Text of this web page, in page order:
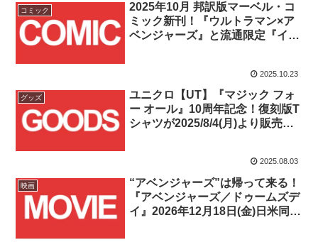
コミック
2025年10月 邦訳版マーベル・コ
ミック新刊！『ウルトラマン×ア
ベンジャーズ』と流通限定『イモ
2025.10.23
グッズ
ユニクロ【UT】『マジック フォ
ー オール』10周年記念！復刻版T
シャツが2025/8/4(月)より販売開
2025.08.03
映画
“アベンジャーズ”は帰って来る！
『アベンジャーズ／ドゥームズデ
イ』2026年12月18日(金)日米同時